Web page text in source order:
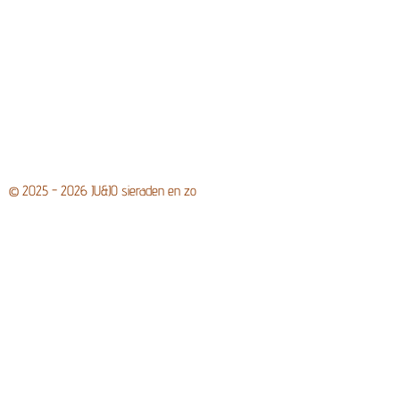
© 2025 - 2026 JU&JO sieraden en zo